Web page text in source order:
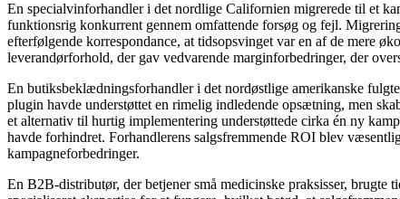
En specialvinforhandler i det nordlige Californien migrerede til et
funktionsrig konkurrent gennem omfattende forsøg og fejl.
efterfølgende korrespondance, at tidsopsvinget var en af ​​de mere
leverandørforhold, der gav vedvarende marginforbedringer, der
En butiksbeklædningsforhandler i det nordøstlige amerikanske
plugin havde understøttet en rimelig indledende opsætning, men
et alternativ til hurtig implementering understøttede cirka én ny
havde forhindret. Forhandlerens salgsfremmende ROI blev
kampagneforbedringer.
En B2B-distributør, der betjener små medicinske praksisser,